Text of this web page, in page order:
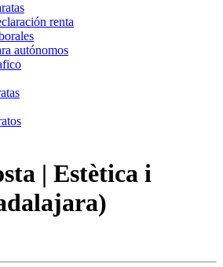
renta
autónomos
| Estètica i